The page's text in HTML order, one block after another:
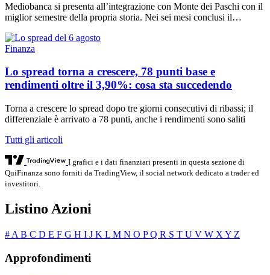
Mediobanca si presenta all’integrazione con Monte dei Paschi con il
miglior semestre della propria storia. Nei sei mesi conclusi il…
Finanza
Lo spread torna a crescere, 78 punti base e
rendimenti oltre il 3,90%: cosa sta succedendo
Torna a crescere lo spread dopo tre giorni consecutivi di ribassi; il
differenziale è arrivato a 78 punti, anche i rendimenti sono saliti
Tutti gli articoli
I grafici e i dati finanziari presenti in questa sezione di
QuiFinanza sono forniti da TradingView, il social network dedicato a trader ed
investitori.
Listino Azioni
# A B C D E F G H I J K L M N O PQ R S T U V W X Y Z
Approfondimenti